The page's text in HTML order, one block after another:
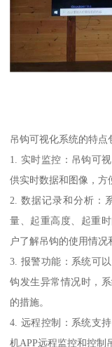
吊钩可视化系统的特点
1. 实时监控：吊钩可
供实时数据和图像，方
2. 数据记录和分析：
量、起重高度、起重
户了解吊钩的使用情况
3. 报警功能：系统可
钩发生异常情况时，
的措施。
4. 远程控制：系统支
机APP远程监控和控制